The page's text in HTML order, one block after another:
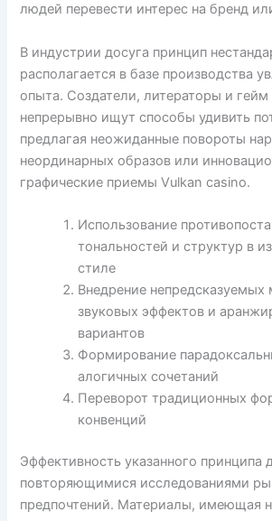
людей перевести интерес на бренд
В индустрии досуга принцип
располагается в базе производства
опыта. Создатели, литераторы и гейм
непрерывно ищут способы удивить
предлагая неожиданные повороты
неординарных образов или
графические приемы Vulkan casino.
Использование
тональностей и структур в
стиле
Внедрение непредсказуемых
звуковых эффектов и
вариантов
Формирование
алогичных сочетаний
Переворот традиционных
конвенций
Эффективность указанного принципа
повторяющимися исследованиями
предпочтений. Материалы, имеющая